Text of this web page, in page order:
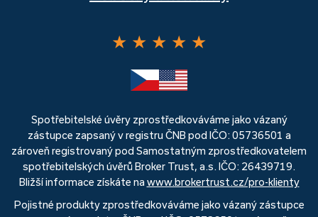
★ ★ ★ ★ ★
Spotřebitelské úvěry zprostředkováváme jako vázaný
zástupce zapsaný v registru ČNB pod IČO: 05736501 a
zároveň registrovaný pod Samostatným zprostředkovatelem
spotřebitelských úvěrů Broker Trust, a.s. IČO: 26439719.
Bližší informace získáte na www.brokertrust.cz/pro-klienty
Pojistné produkty zprostředkováváme jako vázaný zástupce